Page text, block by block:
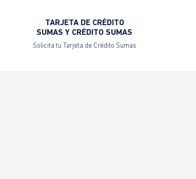
TARJETA DE CRÉDITO
SUMAS Y CRÉDITO SUMAS
Solicita tu Tarjeta de Crédito Sumas